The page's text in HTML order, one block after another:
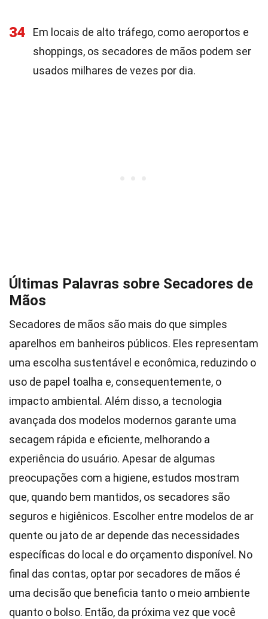
34
Em locais de alto tráfego, como aeroportos e
shoppings, os secadores de mãos podem ser
usados milhares de vezes por dia.
Últimas Palavras sobre Secadores de
Mãos
Secadores de mãos são mais do que simples
aparelhos em banheiros públicos. Eles representam
uma escolha sustentável e econômica, reduzindo o
uso de papel toalha e, consequentemente, o
impacto ambiental. Além disso, a tecnologia
avançada dos modelos modernos garante uma
secagem rápida e eficiente, melhorando a
experiência do usuário. Apesar de algumas
preocupações com a higiene, estudos mostram
que, quando bem mantidos, os secadores são
seguros e higiênicos. Escolher entre modelos de ar
quente ou jato de ar depende das necessidades
específicas do local e do orçamento disponível. No
final das contas, optar por secadores de mãos é
uma decisão que beneficia tanto o meio ambiente
quanto o bolso. Então, da próxima vez que você